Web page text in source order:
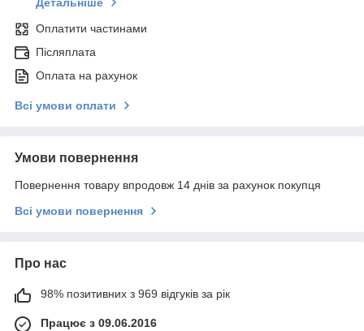
Детальніше
Оплатити частинами
Післяплата
Оплата на рахунок
Всі умови оплати
Умови повернення
Повернення товару впродовж 14 днів за рахунок покупця
Всі умови повернення
Про нас
98% позитивних з 969 відгуків за рік
Працює з 09.06.2016